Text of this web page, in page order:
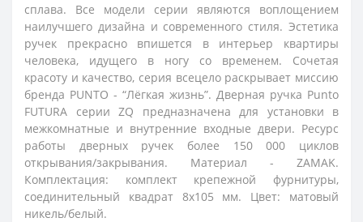
сплава. Все модели серии являются воплощением
наилучшего дизайна и современного стиля. Эстетика
ручек прекрасно впишется в интерьер квартиры
человека, идущего в ногу со временем. Сочетая
красоту и качество, серия всецело раскрывает миссию
бренда PUNTO - “Лёгкая жизнь”. Дверная ручка Punto
FUTURA серии ZQ предназначена для установки в
межкомнатные и внутренние входные двери. Ресурс
работы дверных ручек более 150 000 циклов
открывания/закрывания. Материал - ZAMAK.
Комплектация: комплект крепежной фурнитуры,
соединительный квадрат 8x105 мм. Цвет: матовый
никель/белый.